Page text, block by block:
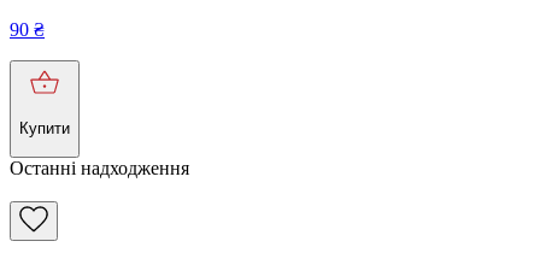
90 ₴
Купити
Останні надходження